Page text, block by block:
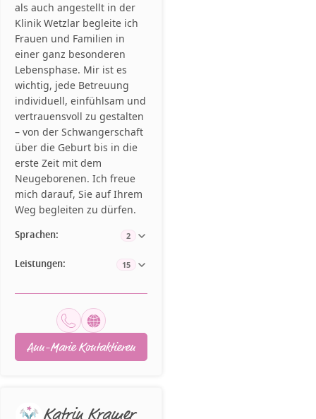
als auch angestellt in der
Klinik Wetzlar begleite ich
Frauen und Familien in
einer ganz besonderen
Lebensphase. Mir ist es
wichtig, jede Betreuung
individuell, einfühlsam und
vertrauensvoll zu gestalten
– von der Schwangerschaft
über die Geburt bis in die
erste Zeit mit dem
Neugeborenen. Ich freue
mich darauf, Sie auf Ihrem
Weg begleiten zu dürfen.
Sprachen: 2
Leistungen: 15
Ann-Marie Kontaktieren
Katrin Kramer